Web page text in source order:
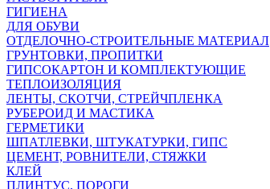
ГИГИЕНА
ДЛЯ ОБУВИ
ОТДЕЛОЧНО-СТРОИТЕЛЬНЫЕ МАТЕРИАЛ
ГРУНТОВКИ, ПРОПИТКИ
ГИПСОКАРТОН И КОМПЛЕКТУЮЩИЕ
ТЕПЛОИЗОЛЯЦИЯ
ЛЕНТЫ, СКОТЧИ, СТРЕЙЧПЛЕНКА
РУБЕРОИД И МАСТИКА
ГЕРМЕТИКИ
ШПАТЛЕВКИ, ШТУКАТУРКИ, ГИПС
ЦЕМЕНТ, РОВНИТЕЛИ, СТЯЖКИ
КЛЕЙ
ПЛИНТУС, ПОРОГИ